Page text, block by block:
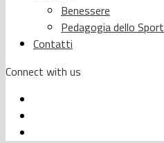
Benessere
Pedagogia dello Sport
Contatti
Connect with us